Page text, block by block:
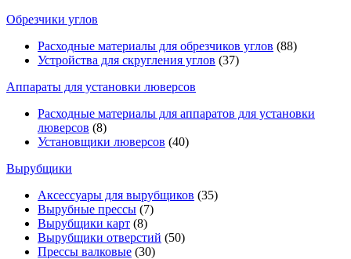
Обрезчики углов
Расходные материалы для обрезчиков углов (88)
Устройства для скругления углов (37)
Аппараты для установки люверсов
Расходные материалы для аппаратов для установки
люверсов (8)
Установщики люверсов (40)
Вырубщики
Аксессуары для вырубщиков (35)
Вырубные прессы (7)
Вырубщики карт (8)
Вырубщики отверстий (50)
Прессы валковые (30)